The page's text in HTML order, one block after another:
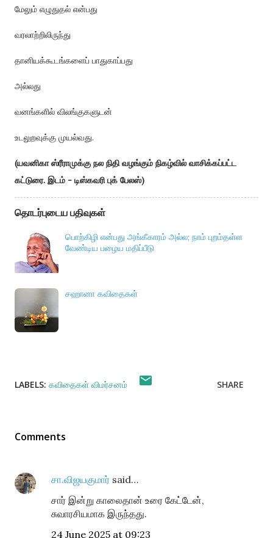
மேலும் எழுதுதல் என்பது
வரலாற்றிலிருந்து
தானியக்கூடங்களைப் பாதுகாப்பது
அல்லது
வனங்களில் விலங்குகளுடன்
உடலுறவுக்கு முயல்வது.
(யவனிகா ஸ்ரீராமுக்கு நல நிதி வழங்கும் நிகழ்வில் வாசிக்கப்பட்ட
கட்டுரை. இடம் - டிஸ்கவரி புக் பேலஸ்)
தொடர்புடைய பதிவுகள்
பொற்கிழி என்பது அங்கீகாரம் அல்ல; நாம் புறம்தள்ள
வேண்டிய பழைய மதிப்பீடு
சஹானா கவிதைகள்
LABELS: கவிதைகள் விமர்சனம் SHARE
Comments
சா.விஜயகுமார் said…
சார் இன்று காலைதான் உரை கேட்டேன்,
சுவாரசியமாக இருந்தது.
24 June 2025 at 09:23